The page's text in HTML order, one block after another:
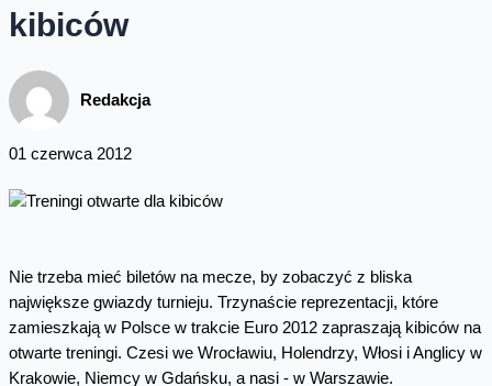
kibiców
Redakcja
01 czerwca 2012
Nie trzeba mieć biletów na mecze, by zobaczyć z bliska
największe gwiazdy turnieju. Trzynaście reprezentacji, które
zamieszkają w Polsce w trakcie Euro 2012 zapraszają kibiców na
otwarte treningi. Czesi we Wrocławiu, Holendrzy, Włosi i Anglicy w
Krakowie, Niemcy w Gdańsku, a nasi - w Warszawie.